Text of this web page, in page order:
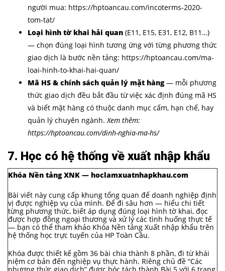
người mua: https://hptoancau.com/incoterms-2020-
tom-tat/
Loại hình tờ khai hải quan (E11, E15, E31, E12, B11…)
— chọn đúng loại hình tương ứng với từng phương thức
giao dịch là bước nền tảng: https://hptoancau.com/ma-
loai-hinh-to-khai-hai-quan/
Mã HS & chính sách quản lý mặt hàng— mỗi phương
thức giao dịch đều bắt đầu từ việc xác định đúng mã HS
và biết mặt hàng có thuộc danh mục cấm, hạn chế, hay
quản lý chuyên ngành. Xem thêm:
https://hptoancau.com/dinh-nghia-ma-hs/
7. Học có hệ thống về xuất nhập khẩu
Khóa Nền tảng XNK — hoclamxuatnhapkhau.com
Bài viết này cung cấp khung tổng quan để doanh nghiệp định
vị được nghiệp vụ của mình. Để đi sâu hơn — hiểu chi tiết
từng phương thức, biết áp dụng đúng loại hình tờ khai, đọc
được hợp đồng ngoại thương và xử lý các tình huống thực tế
— bạn có thể tham khảo Khóa Nền tảng Xuất nhập khẩu trên
hệ thống học trực tuyến của HP Toàn Cầu.
Khóa được thiết kế gồm 36 bài chia thành 8 phần, đi từ khái
niệm cơ bản đến nghiệp vụ thực hành. Riêng chủ đề “Các
phương thức giao dịch” được bóc tách thành Bài 5 với 6 trang